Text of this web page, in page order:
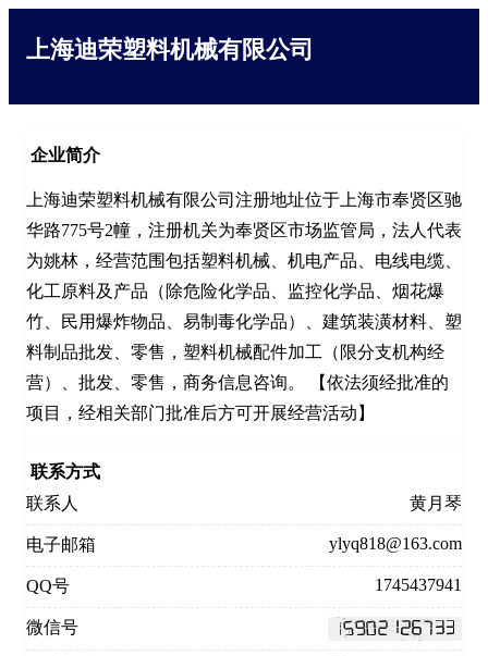
上海迪荣塑料机械有限公司
企业简介
上海迪荣塑料机械有限公司注册地址位于上海市奉贤区驰
华路775号2幢，注册机关为奉贤区市场监管局，法人代表
为姚林，经营范围包括塑料机械、机电产品、电线电缆、
化工原料及产品（除危险化学品、监控化学品、烟花爆
竹、民用爆炸物品、易制毒化学品）、建筑装潢材料、塑
料制品批发、零售，塑料机械配件加工（限分支机构经
营）、批发、零售，商务信息咨询。 【依法须经批准的
项目，经相关部门批准后方可开展经营活动】
联系方式
联系人
黄月琴
电子邮箱 ylyq818@163.com
QQ号 1745437941
微信号